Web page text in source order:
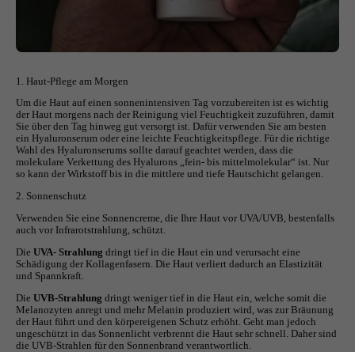
1. Haut-Pflege am Morgen
Um die Haut auf einen sonnenintensiven Tag vorzubereiten ist es wichtig
der Haut morgens nach der Reinigung viel Feuchtigkeit zuzuführen, damit
Sie über den Tag hinweg gut versorgt ist. Dafür verwenden Sie am besten
ein Hyaluronserum oder eine leichte Feuchtigkeitspflege. Für die richtige
Wahl des Hyaluronserums sollte darauf geachtet werden, dass die
molekulare Verkettung des Hyalurons „fein- bis mittelmolekular“ ist. Nur
so kann der Wirkstoff bis in die mittlere und tiefe Hautschicht gelangen.
2. Sonnenschutz
Verwenden Sie eine Sonnencreme, die Ihre Haut vor UVA/UVB, bestenfalls
auch vor Infrarotstrahlung, schützt.
Die UVA- Strahlung dringt tief in die Haut ein und verursacht eine
Schädigung der Kollagenfasern. Die Haut verliert dadurch an Elastizität
und Spannkraft.
Die UVB-Strahlung dringt weniger tief in die Haut ein, welche somit die
Melanozyten anregt und mehr Melanin produziert wird, was zur Bräunung
der Haut führt und den körpereigenen Schutz erhöht. Geht man jedoch
ungeschützt in das Sonnenlicht verbrennt die Haut sehr schnell. Daher sind
die UVB-Strahlen für den Sonnenbrand verantwortlich.